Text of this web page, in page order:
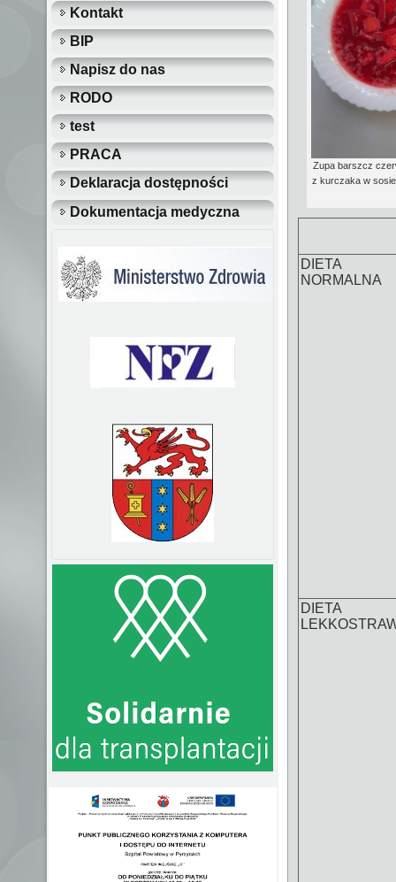
Kontakt
BIP
Napisz do nas
RODO
test
PRACA
Deklaracja dostępności
Dokumentacja medyczna
Zupa barszcz
z kurczaka w
DIETA
NORMALNA
DIETA